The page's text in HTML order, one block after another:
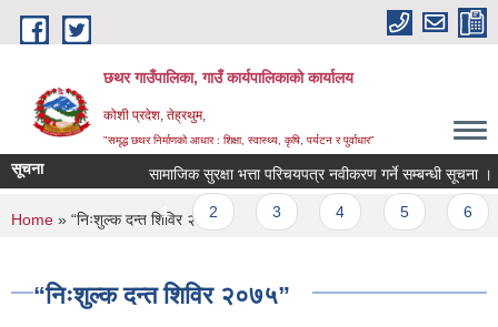
Skip to main content
छथर गाउँपालिका, गाउँ कार्यपालिकाको कार्यालय
कोशी प्रदेश, तेह्रथुम,
"समृद्ध छथर निर्माणको आधार : शिक्षा, स्वास्थ्य, कृषि, पर्यटन र पुर्वाधार”
सूचना सामाजिक सुरक्षा भत्ता परिचयपत्र नवीकरण गर्ने सम्बन्धी सूचना ।
Pages
1 2
You are here
Home » “निःशुल्क दन्त शिविर २०७५”
“निःशुल्क दन्त शिविर २०७५”